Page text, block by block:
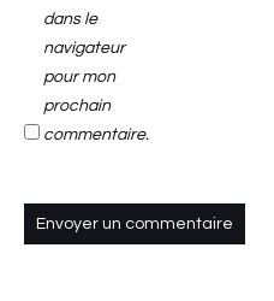
dans le
navigateur
pour mon
prochain
commentaire.